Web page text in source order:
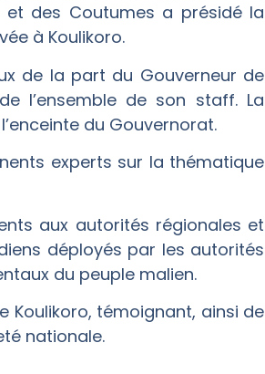
et des Coutumes a présidé la
à Koulikoro.
de la part du Gouverneur de
l’ensemble de son staff. La
du Gouvernorat.
experts sur la thématique
aux autorités régionales et
déployés par les autorités
du peuple malien.
Koulikoro, témoignant, ainsi de
nationale.